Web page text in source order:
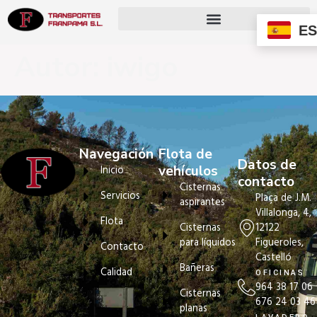
Navegación
Inicio
Servicios
Flota
Contacto
Calidad
Flota de
vehículos
Cisternas
aspirantes
Cisternas
para líquidos
Bañeras
Cisternas
planas
Datos de
contacto
Plaça de J.M.
Villalonga, 4,
12122
Figueroles,
Castelló
OFICINAS
964 38 17 06
676 24 03 46
ES